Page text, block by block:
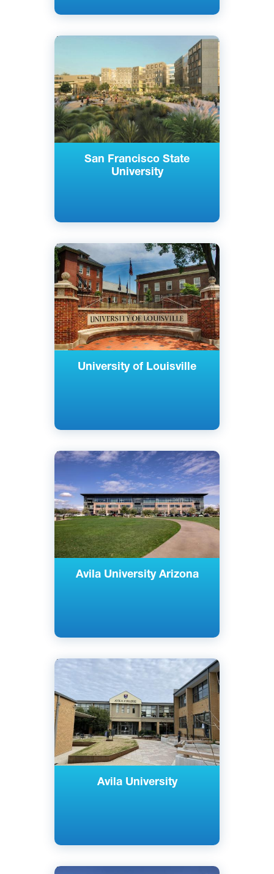
San Francisco State
University
Английский
University of Louisville
Английский
Луисвилл, Кентукки, США
Государственный
Avila University Arizona
Английский
Гудиер, Аризона, США
Частный
Avila University
Английский
Канзас-Сити, Миссури, США
Английский